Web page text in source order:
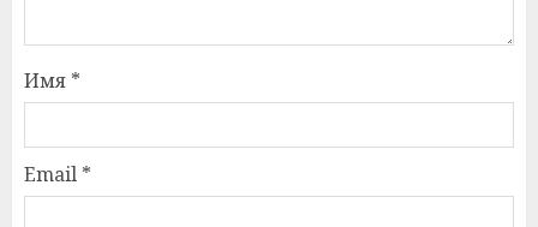
Имя *
Email *